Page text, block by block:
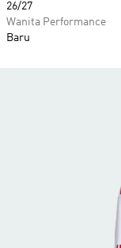
26/27
Wanita Performance
Baru